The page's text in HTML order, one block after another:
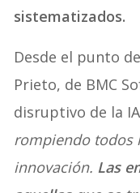
sistematizados.
Desde el punto
Prieto, de BMC
disruptivo de la
rompiendo todos
innovación. Las